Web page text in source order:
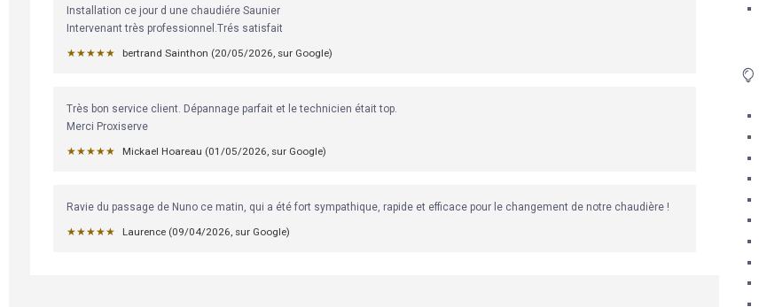
Installation ce jour d une chaudiére Saunier
Intervenant très professionnel.Trés satisfait
★★★★★
bertrand Sainthon (20/05/2026, sur Google)
Très bon service client. Dépannage parfait et le technicien était top.
Merci Proxiserve
★★★★★
Mickael Hoareau (01/05/2026, sur Google)
Ravie du passage de Nuno ce matin, qui a été fort sympathique, rapide et efficace pour le changement de notre chaudière !
★★★★★
Laurence (09/04/2026, sur Google)